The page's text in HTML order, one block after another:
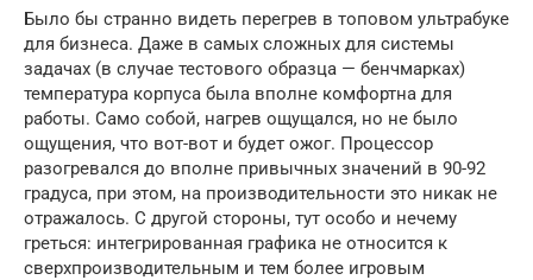
Было бы странно видеть перегрев в топовом ультрабуке
для бизнеса. Даже в самых сложных для системы
задачах (в случае тестового образца — бенчмарках)
температура корпуса была вполне комфортна для
работы. Само собой, нагрев ощущался, но не было
ощущения, что вот-вот и будет ожог. Процессор
разогревался до вполне привычных значений в 90-92
градуса, при этом, на производительности это никак не
отражалось. С другой стороны, тут особо и нечему
греться: интегрированная графика не относится к
сверхпроизводительным и тем более игровым